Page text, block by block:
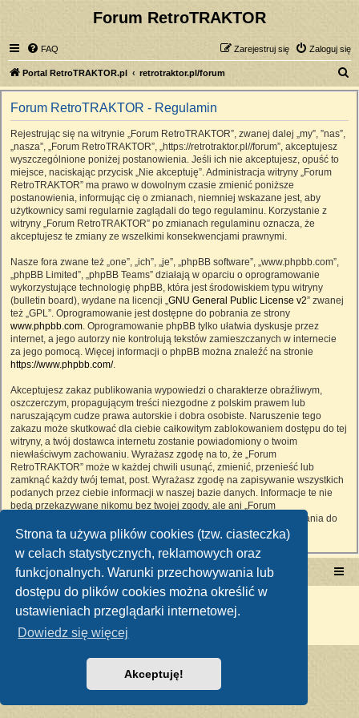
Strona ta używa plików cookies (tzw. ciasteczka)
w celach statystycznych, reklamowych oraz
funkcjonalnych. Warunki przechowywania lub
dostępu do plików cookies można określić w
ustawieniach przeglądarki internetowej.
Dowiedz się więcej
Akceptuję!
Forum RetroTRAKTOR
FAQ Zaloguj się
Zarejestruj się
Portal RetroTRAKTOR.pl retrotraktor.pl/forum
z
Forum RetroTRAKTOR - Regulamin
Rejestrując się na witrynie „Forum RetroTRAKTOR”, zwanej dalej „my”, ”nas”,
„nasza”, „Forum RetroTRAKTOR”, „https://retrotraktor.pl//forum”, akceptujesz
wyszczególnione poniżej postanowienia. Jeśli ich nie akceptujesz, opuść to
miejsce, naciskając przycisk „Nie akceptuję”. Administracja witryny „Forum
RetroTRAKTOR” ma prawo w dowolnym czasie zmienić poniższe
postanowienia, informując cię o zmianach, niemniej wskazane jest, aby
użytkownicy sami regularnie zaglądali do tego regulaminu. Korzystanie z
witryny „Forum RetroTRAKTOR” po zmianach regulaminu oznacza, że
akceptujesz te zmiany ze wszelkimi konsekwencjami prawnymi.
Nasze fora zwane też „one”, „ich”, „je”, „phpBB software”, „www.phpbb.com”,
„phpBB Limited”, „phpBB Teams” działają w oparciu o oprogramowanie
wykorzystujące technologię phpBB, która jest środowiskiem typu witryny
(bulletin board), wydane na licencji „GNU General Public License v2” zwanej
też „GPL”. Oprogramowanie jest dostępne do pobrania ze strony
www.phpbb.com. Oprogramowanie phpBB tylko ułatwia dyskusje przez
internet, a jego autorzy nie kontrolują tekstów zamieszczanych w internecie
za jego pomocą. Więcej informacji o phpBB można znaleźć na stronie
https://www.phpbb.com/.
Akceptujesz zakaz publikowania wypowiedzi o charakterze obraźliwym,
oszczerczym, propagującym treści niezgodne z polskim prawem lub
naruszającym cudze prawa autorskie i dobra osobiste. Naruszenie tego
zakazu może skutkować dla ciebie całkowitym zablokowaniem dostępu do tej
witryny, a twój dostawca internetu zostanie powiadomiony o twoim
niewłaściwym zachowaniu. Wyrażasz zgodę na to, że „Forum
RetroTRAKTOR” może w każdej chwili usunąć, zmienić, przenieść lub
zamknąć każdy twój temat, post. Wyrażasz zgodę na zapisywanie wszystkich
podanych przez ciebie informacji w naszej bazie danych. Informacje te nie
będą przekazywane nikomu bez twojej zgody, ale ani „Forum
RetroTRAKTOR”, ani phpBB nie ponosi odpowiedzialności za włamania do
witryny, podczas których może dojść do kradzieży danych.
Portal RetroTRAKTOR.pl retrotraktor.pl/forum
Technologię dostarcza
Polski pakiet językowy dostarczaphpBB.pl
Zasady ochrony danych osobowych